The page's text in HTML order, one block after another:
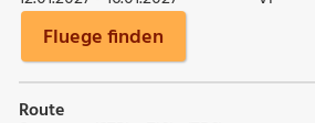
Fluege finden
Route